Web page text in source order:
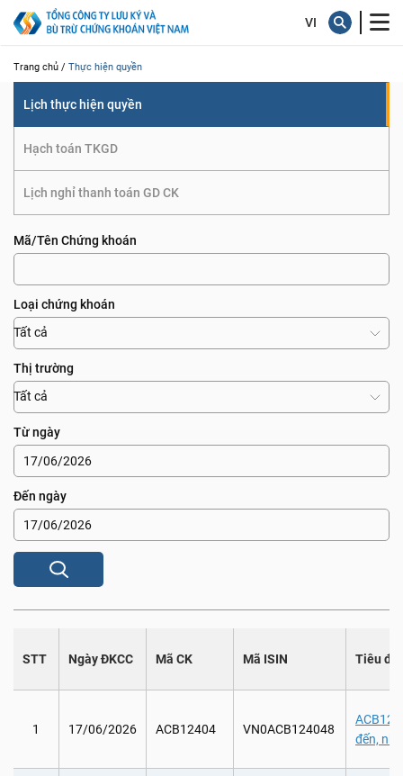
Trang chủ / Thực hiện quyền
Lịch thực hiện quyền
Hạch toán TKGD
Lịch nghỉ thanh toán GD CK
Mã/Tên Chứng khoán
Loại chứng khoán
Tất cả
Thị trường
Tất cả
Từ ngày
Đến ngày
STT Ngày ĐKCC Mã CK Mã ISIN Tiêu đề
1 17/06/2026 ACB12404 VN0ACB124048
đến,